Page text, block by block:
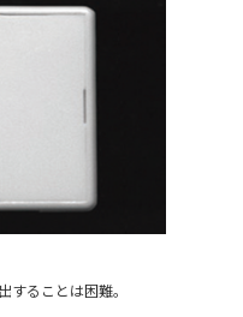
ることは困難。